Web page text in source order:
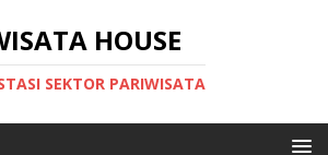
HOUSE
SEKTOR PARIWISATA